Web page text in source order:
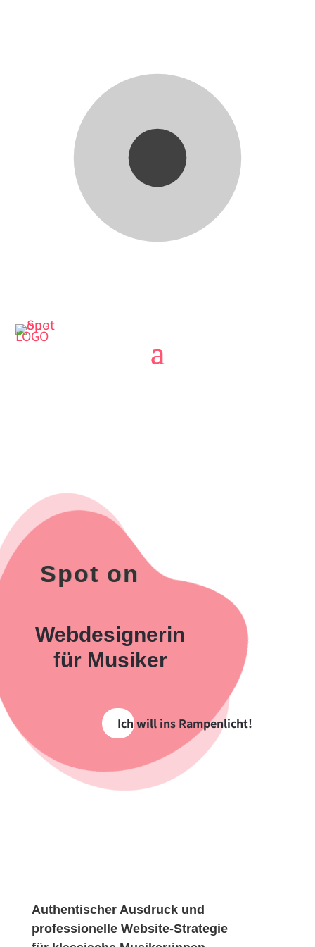
Spot on
Webdesignerin
für Musiker
Ich will ins Rampenlicht!
Authentischer Ausdruck und
professionelle Website-Strategie